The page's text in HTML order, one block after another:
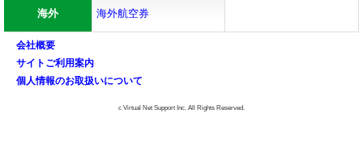
海外 海外航空券
会社概要
サイトご利用案内
個人情報のお取扱いについて
c Virtual Net Support Inc. All Rights Reserved.